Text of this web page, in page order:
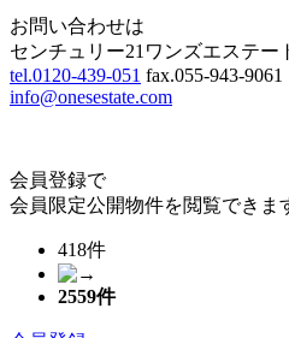
お問い合わせは
センチュリー21ワンズエステー
tel.0120-439-051 fax.055-943-9061
info@onesestate.com
会員登録で
会員限定公開物件を閲覧できま
418件
2559件